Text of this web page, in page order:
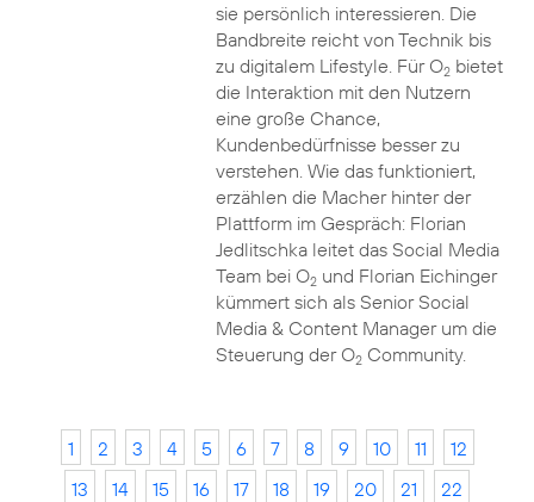
sie persönlich interessieren. Die
Bandbreite reicht von Technik bis
zu digitalem Lifestyle. Für O2bietet
die Interaktion mit den Nutzern
eine große Chance,
Kundenbedürfnisse besser zu
verstehen. Wie das funktioniert,
erzählen die Macher hinter der
Plattform im Gespräch: Florian
Jedlitschka leitet das Social Media
Team bei O2und Florian Eichinger
kümmert sich als Senior Social
Media & Content Manager um die
Steuerung der O2Community.
1 2 3 4 5 6 7 8 9 10 11
12
13
14 15 16 17 18 19 20 21
22